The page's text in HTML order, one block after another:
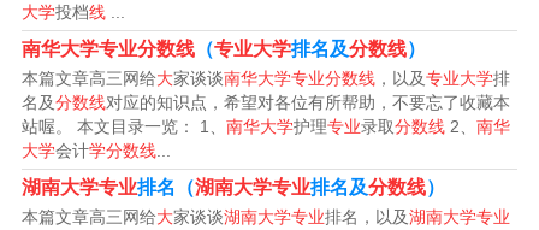
7282。
年本科批普通类理科为532分，本科批普通类文科为499
分。根据南华大学官网得知，2023年南华大学在湖南的录
取分数线为，本科批普通类理科为532分，本科批普通类文
科为499分。
大学投档线
南华大学专业分数线 （专业大学排名及分数线）
本篇文章高三网给大家谈谈南华大学专业分数线 ，以及专业大学排
名及分数线对应的知识点，希望对各位有所帮助，不要忘了收藏本
站喔。 本文目录一览： 1、 南华大学护理专业录取分数线 2、 南华
大学会计学分数线
湖南大学专业排名（湖南大学专业排名及分数线）
本篇文章高三网给大家谈谈湖南大学专业排名，以及湖南大学专业